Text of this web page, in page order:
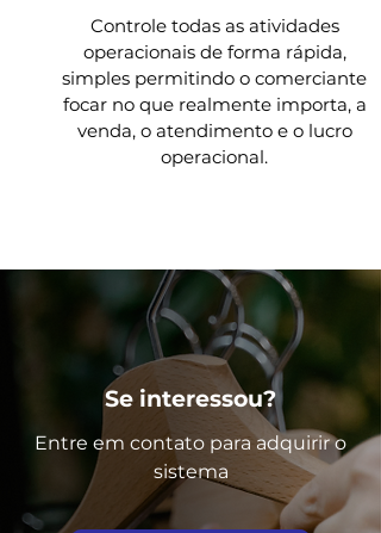
Controle todas as atividades
operacionais de forma rápida,
simples permitindo o comerciante
focar no que realmente importa, a
venda, o atendimento e o lucro
operacional.
Se interessou?
Entre em contato para adquirir o
sistema